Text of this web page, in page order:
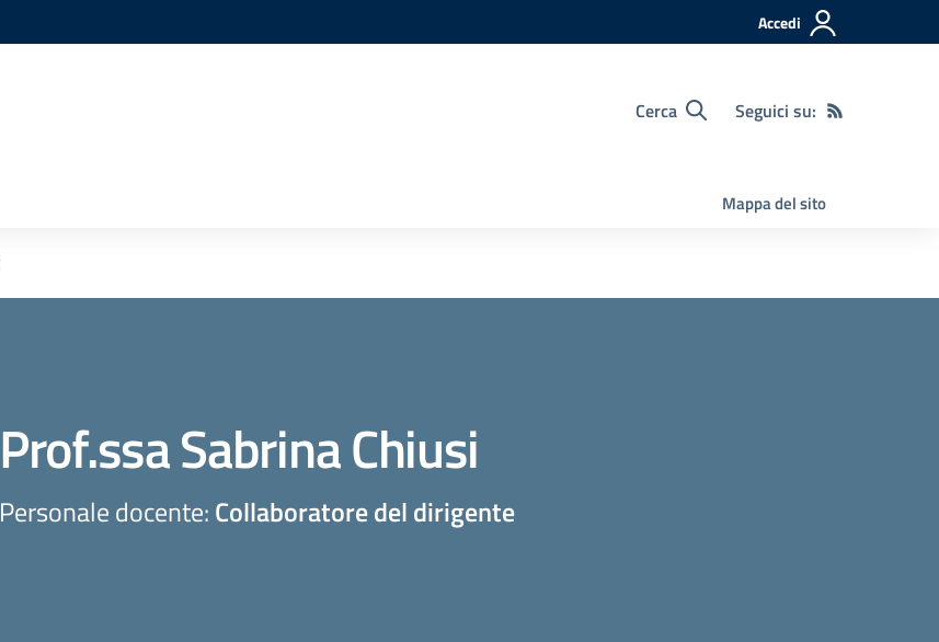
Accedi
Cerca Seguici su:
Mappa del sito
Prof.ssa Sabrina Chiusi
Personale docente:Collaboratore del dirigente